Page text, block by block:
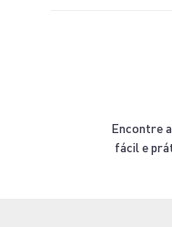
Encontre
fácil e